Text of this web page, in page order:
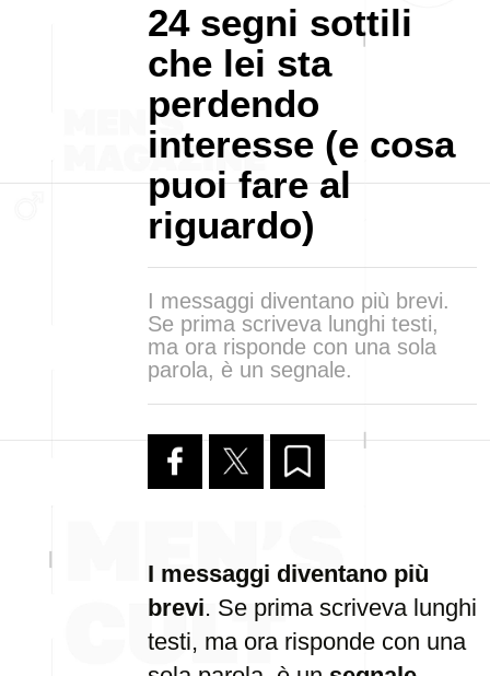
24 segni sottili
che lei sta
perdendo
interesse (e cosa
puoi fare al
riguardo)
I messaggi diventano più brevi.
Se prima scriveva lunghi testi,
ma ora risponde con una sola
parola, è un segnale.
I messaggi diventano più
brevi. Se prima scriveva lunghi
testi, ma ora risponde con una